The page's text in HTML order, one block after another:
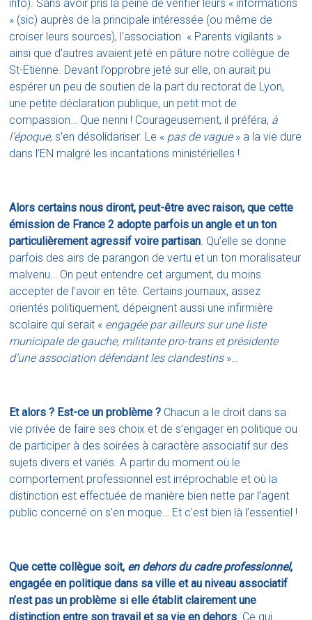
info). Sans avoir pris la peine de vérifier leurs « informations
» (sic) auprès de la principale intéressée (ou même de
croiser leurs sources), l’association « Parents vigilants »
ainsi que d’autres avaient jeté en pâture notre collègue de
St-Etienne. Devant l’opprobre jeté sur elle, on aurait pu
espérer un peu de soutien de la part du rectorat de Lyon,
une petite déclaration publique, un petit mot de
compassion… Que nenni ! Courageusement, il préféra, à
l’époque, s’en désolidariser. Le « pas de vague» a la vie dure
dans l’EN malgré les incantations ministérielles !
Alors certains nous diront, peut-être avec raison, que cette
émission de France 2 adopte parfois un angle et un ton
particulièrement agressif voire partisan. Qu’elle se donne
parfois des airs de parangon de vertu et un ton moralisateur
malvenu… On peut entendre cet argument, du moins
accepter de l’avoir en tête. Certains journaux, assez
orientés politiquement, dépeignent aussi une infirmière
scolaire qui serait « engagée par ailleurs sur une liste
municipale de gauche, militante pro-trans et présidente
d’une association défendant les clandestins»…
Et alors ? Est-ce un problème ? Chacun a le droit dans sa
vie privée de faire ses choix et de s’engager en politique ou
de participer à des soirées à caractère associatif sur des
sujets divers et variés. A partir du moment où le
comportement professionnel est irréprochable et où la
distinction est effectuée de manière bien nette par l’agent
public concerné on s’en moque… Et c’est bien là l’essentiel !
Que cette collègue soit, en dehors du cadre professionnel,
engagée en politique dans sa ville et au niveau associatif
n’est pas un problème si elle établit clairement une
distinction entre son travail et sa vie en dehors . Ce qui